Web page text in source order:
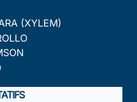
(XYLEM)